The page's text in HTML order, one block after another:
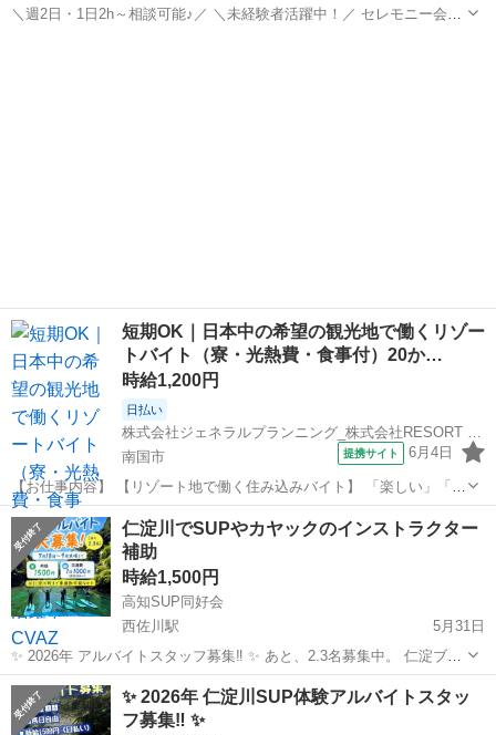
＼週2日・1日2h～相談可能♪／ ＼未経験者活躍中！／ セレモニー会館
短期OK｜日本中の希望の観光地で働くリゾー
トバイト（寮・光熱費・食事付）20か…
時給1,200円
日払い
南国市
提携サイト 6月4日
【お仕事内容】 【リゾート地で働く住み込みバイト】 「楽しい」「嬉
しい」「美味しい」 そんな住込みリゾートバイトを始めてみません
か？ 「効率よく稼げるところで短期集中でお金を貯めたい」 「同年代
が多く友達と観光しながら働...
高知 南国市 その他
仁淀川でSUPやカヤックのインストラクター
補助
時給1,500円
高知SUP同好会
西佐川駅
5月31日
✨ 2026年 アルバイトスタッフ募集‼️ ✨ あと、2.3名募集中。 仁淀ブル
ーで遊びながら働こう🏄‍♀️🌈 お子様・女性のお客様対応が多いため 特
に女性スタッフ大歓迎！ もちろん✨男性もOK✨ 📅 勤務期間 ・7月...
高知 吾川郡 西佐川駅 その他 スタッフ
✨ 2026年 仁淀川SUP体験アルバイトスタッ
フ募集‼️ ✨